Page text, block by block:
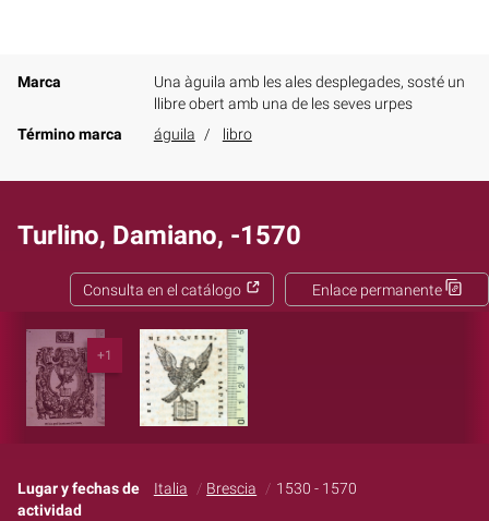
Marca
Una àguila amb les ales desplegades, sosté un
llibre obert amb una de les seves urpes
Término marca
águila libro
Turlino, Damiano, -1570
Enlace permanente
Consulta en el catálogo
+1
Lugar y fechas de
actividad
Italia Brescia 1530 - 1570